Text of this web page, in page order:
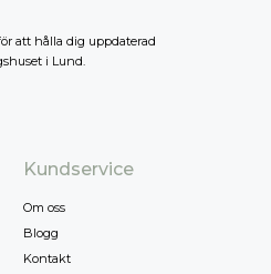
att hålla dig uppdaterad
i Lund.
Kundservice
Om oss
Blogg
Kontakt